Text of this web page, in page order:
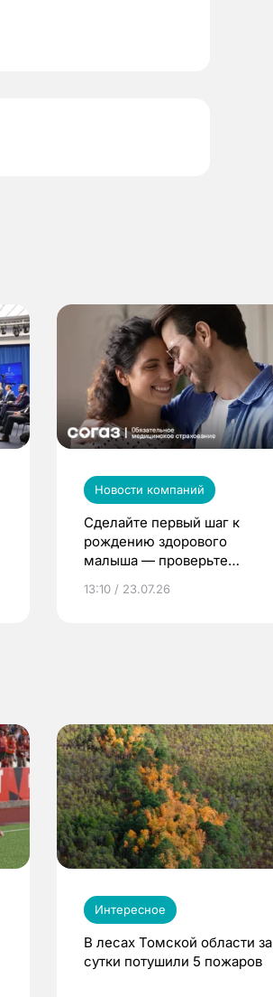
Новости компаний
Сделайте первый шаг к
рождению здорового
малыша — проверьте
по ОМС!
13:10 / 23.07.26
Интересное
В лесах Томской области за
сутки потушили 5 пожаров